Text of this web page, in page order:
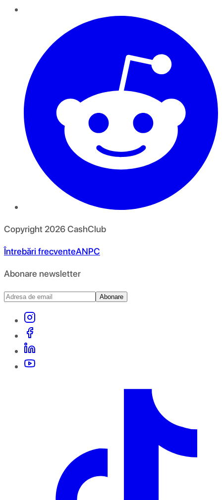
Copyright 2026CashClub
Întrebări frecventeANPC
Abonare newsletter
Abonare